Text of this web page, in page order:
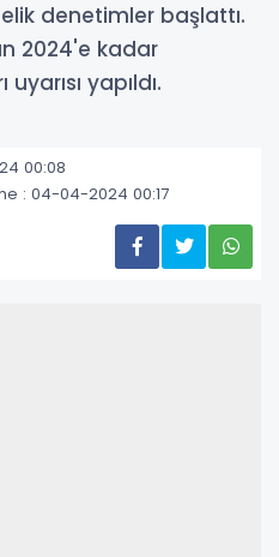
denetimler başlattı.
2024'e kadar
yapıldı.
00:08
: 04-04-2024 00:17